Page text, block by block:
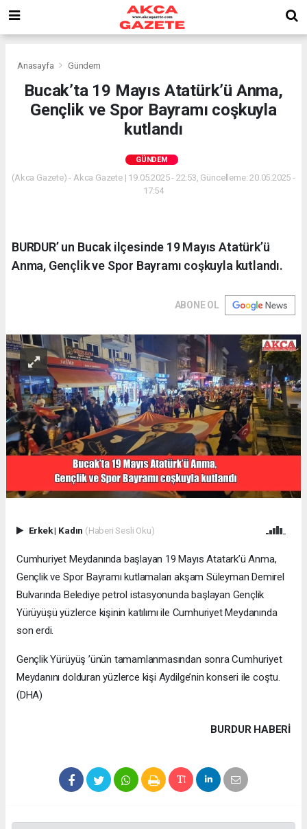
Anasayfa Gündem
Bucak’ta 19 Mayıs Atatürk’ü Anma,
Gençlik ve Spor Bayramı coşkuyla
kutlandı
GÜNDEM
(Akca Gazete) - Akca Gazete | 19.05.2025 - 22:53, Güncelleme: 20.05.2025 -
17:54
BURDUR’ un Bucak ilçesinde 19 Mayıs Atatürk’ü
Anma, Gençlik ve Spor Bayramı coşkuyla kutlandı.
ABONE OL
Erkek| Kadın (Haberi Sesli Oku)
Cumhuriyet Meydanında başlayan 19 Mayıs Atatark’ü Anma,
Gençlik ve Spor Bayramı kutlamaları akşam Süleyman Demirel
Bulvarında Belediye petrol istasyonunda başlayan Gençlik
Yürüyüşü yüzlerce kişinin katılımı ile Cumhuriyet Meydanında
son erdi.
Gençlik Yürüyüş ’ünün tamamlanmasından sonra Cumhuriyet
Meydanını dolduran yüzlerce kişi Aydilge’nin konseri ile coştu.
(DHA)
BURDUR HABERİ